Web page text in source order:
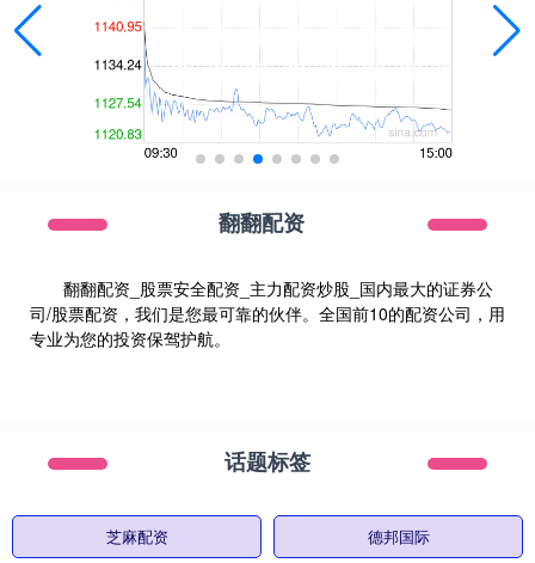
翻翻配资
翻翻配资_股票安全配资_主力配资炒股_国内最大的证券公
司/股票配资，我们是您最可靠的伙伴。全国前10的配资公司，用
专业为您的投资保驾护航。
话题标签
芝麻配资 德邦国际